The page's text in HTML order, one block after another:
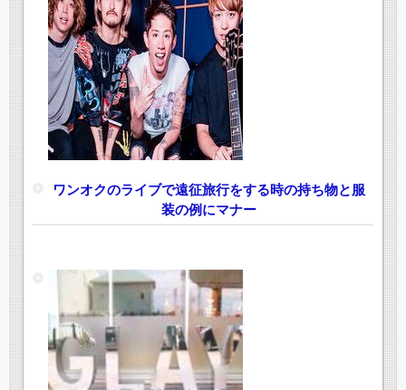
ワンオクのライブで遠征旅行をする時の持ち物と服
装の例にマナー